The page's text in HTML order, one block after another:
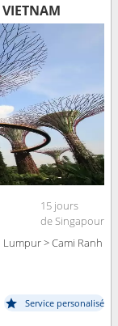
15 jours
de Singapour
> Cami Ranh
Service personalisé